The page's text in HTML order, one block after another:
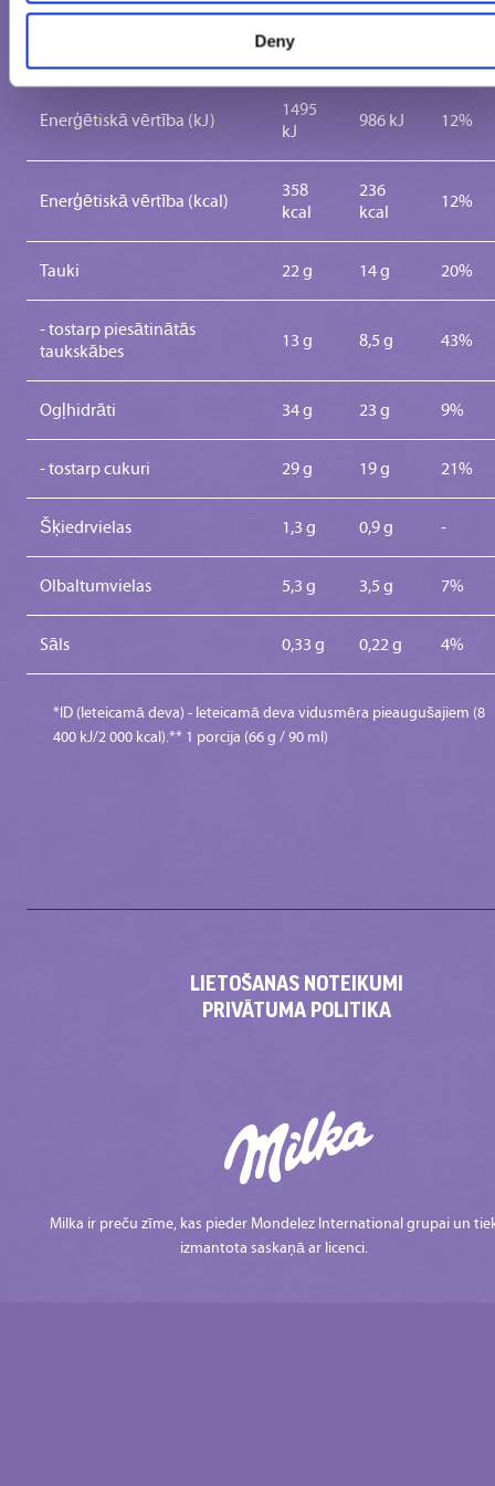
Deny100 g
Enerģētiskā vērtība (kJ)
1495
kJ
986 kJ 12%
Enerģētiskā vērtība (kcal)
358
kcal
236
kcal
12%
Tauki 22 g 14 g 20%
- tostarp piesātinātās
taukskābes
13 g 8,5 g 43%
Ogļhidrāti 34 g 23 g 9%
- tostarp cukuri 29 g 19 g 21%
Šķiedrvielas 1,3 g 0,9 g -
Olbaltumvielas 5,3 g 3,5 g 7%
Sāls 0,33 g 0,22 g 4%
*ID (Ieteicamā deva) - leteicamā deva vidusmēra pieaugušajiem (8
400 kJ/2 000 kcal).** 1 porcija (66 g / 90 ml)
LIETOŠANAS NOTEIKUMI
PRIVĀTUMA POLITIKA
Milka ir preču zīme, kas pieder Mondelez International grupai un
izmantota saskaņā ar licenci.